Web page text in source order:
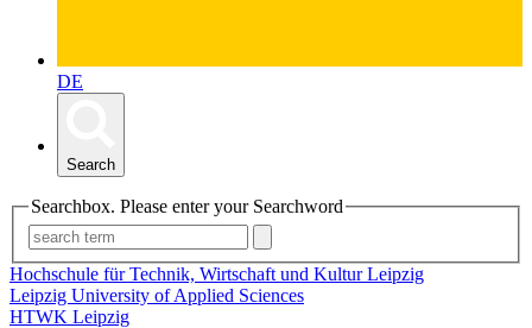
DE
Search
Searchbox. Please enter your Searchword
Hochschule für Technik, Wirtschaft und Kultur Leipzig
Leipzig University of Applied Sciences
HTWK Leipzig